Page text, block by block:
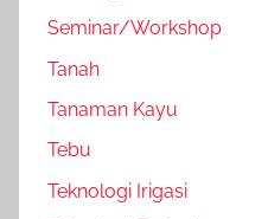
Seminar/Workshop
Tanah
Tanaman Kayu
Tebu
Teknologi Irigasi